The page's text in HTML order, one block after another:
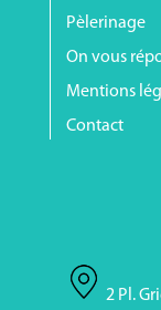
Pèlerinage
On vous
Mentions
Contact
2 Pl.